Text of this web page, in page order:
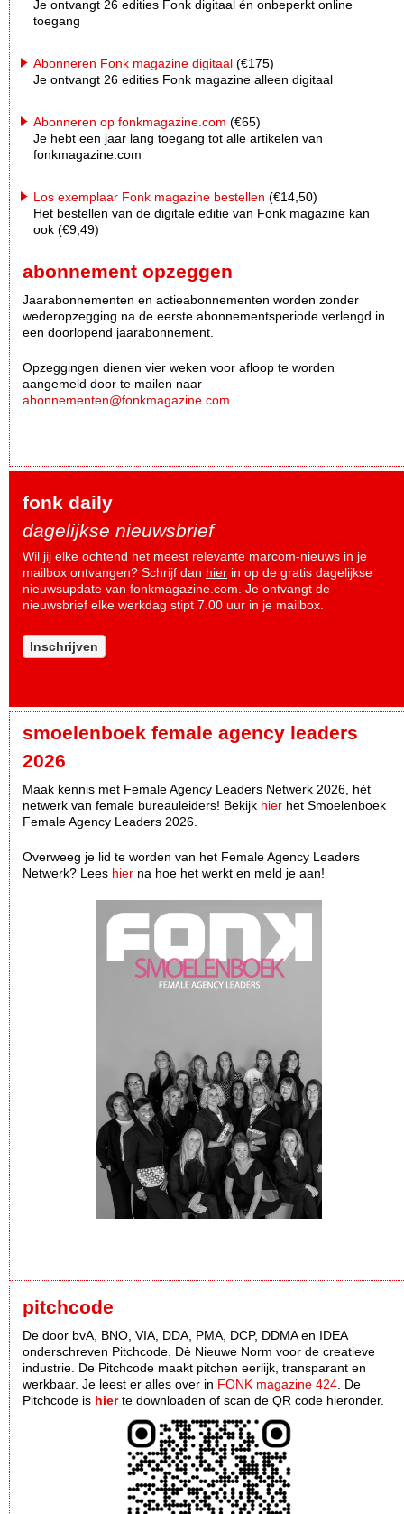
Je ontvangt 26 edities Fonk digitaal én onbeperkt online
toegang
Abonneren Fonk magazine digitaal (€175)
Je ontvangt 26 edities Fonk magazine alleen digitaal
Abonneren op fonkmagazine.com (€65)
Je hebt een jaar lang toegang tot alle artikelen van
fonkmagazine.com
Los exemplaar Fonk magazine bestellen (€14,50)
Het bestellen van de digitale editie van Fonk magazine kan
ook (€9,49)
abonnement opzeggen
Jaarabonnementen en actieabonnementen worden zonder
wederopzegging na de eerste abonnementsperiode verlengd in
een doorlopend jaarabonnement.
Opzeggingen dienen vier weken voor afloop te worden
aangemeld door te mailen naar
abonnementen@fonkmagazine.com.
fonk daily
dagelijkse nieuwsbrief
Wil jij elke ochtend het meest relevante marcom-nieuws in je
mailbox ontvangen? Schrijf dan hier in op de gratis dagelijkse
nieuwsupdate van fonkmagazine.com. Je ontvangt de
nieuwsbrief elke werkdag stipt 7.00 uur in je mailbox.
Inschrijven
smoelenboek female agency leaders
2026
Maak kennis met Female Agency Leaders Netwerk 2026, hèt
netwerk van female bureauleiders! Bekijk hier het Smoelenboek
Female Agency Leaders 2026.
Overweeg je lid te worden van het Female Agency Leaders
Netwerk? Lees hier na hoe het werkt en meld je aan!
pitchcode
De door bvA, BNO, VIA, DDA, PMA, DCP, DDMA en IDEA
onderschreven Pitchcode. Dè Nieuwe Norm voor de creatieve
industrie. De Pitchcode maakt pitchen eerlijk, transparant en
werkbaar. Je leest er alles over in FONK magazine 424 . De
Pitchcode is hierte downloaden of scan de QR code hieronder.